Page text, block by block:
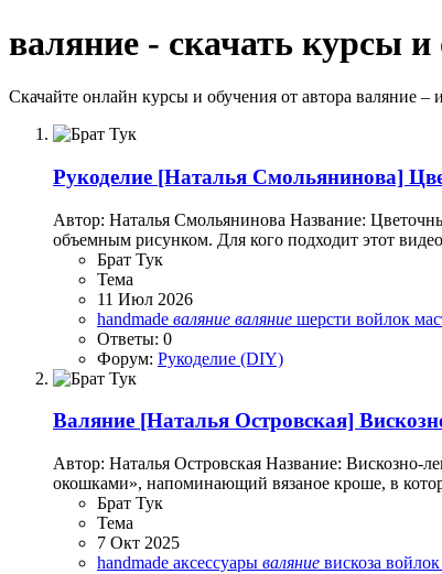
валяние - скачать курсы и
Скачайте онлайн курсы и обучения от автора валяние –
Рукоделие [Наталья Смольянинова]
Автор: Наталья Смольянинова Название:
объемным рисунком. Для кого подходит этот
Брат Тук
Тема
11 Июл 2026
handmade валяние валяние шерсти войлок
Ответы: 0
Форум: Рукоделие (DIY)
Валяние [Наталья Островская]
Автор: Наталья Островская Название: Вискозно-
окошками», напоминающий вязаное кроше, в
Брат Тук
Тема
7 Окт 2025
handmade аксессуары валяние вискоза войлок